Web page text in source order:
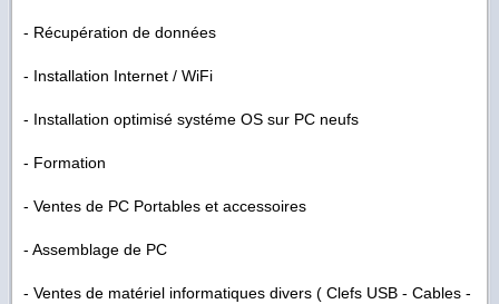
- Récupération de données
- Installation Internet / WiFi
- Installation optimisé systéme OS sur PC neufs
- Formation
- Ventes de PC Portables et accessoires
- Assemblage de PC
- Ventes de matériel informatiques divers ( Clefs USB - Cables -